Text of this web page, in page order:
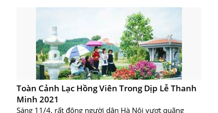
Toàn Cảnh Lạc Hồng Viên Trong Dịp Lễ Thanh
Minh 2021
Sáng 11/4, rất đông người dân Hà Nội vượt quãng